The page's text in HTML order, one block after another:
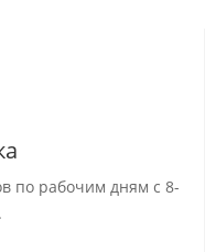
по рабочим дням с 8-